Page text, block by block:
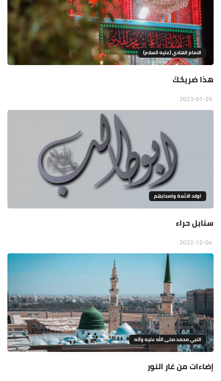
الامام الهادي (عليه السلام)
هذا ضريحُكَ
اولاد الائمة واصحابهم
سنابل حراء
النبي محمد صلى الله عليه وآله
إضاءات من غار النور